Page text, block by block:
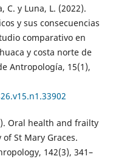
C. y Luna, L. (2022).
y sus consecuencias
comparativo en
y costa norte de
Antropología, 15(1),
Oral health and frailty
St Mary Graces.
142(3), 341–